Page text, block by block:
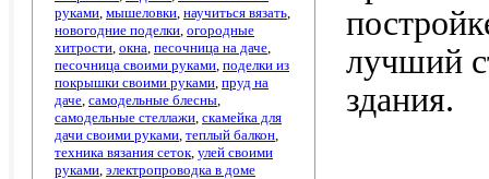
руками, мышеловки, научиться вязать,
новогодние поделки, огородные
хитрости, окна, песочница на даче,
песочница своими руками, поделки из
покрышки своими руками, пруд на
даче, самодельные блесны,
самодельные стеллажи, скамейка для
дачи своими руками, теплый балкон,
техника вязания сеток, улей своими
руками, электропроводка в доме
лучший
здания.